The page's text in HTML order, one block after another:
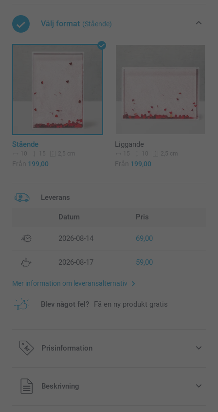
Välj format (Stående)
Stående
10 15 2,5 cm
Från 199,00
Liggande
15 10 2,5 cm
Från 199,00
Leverans
Datum Pris
2026-08-14 69,00
2026-08-17 59,00
Mer information om leveransalternativ
Blev något fel? Få en ny produkt gratis
Prisinformation
Alla priser är i svenska kronor (SEK), inklusive moms och
exklusive porto.
Beskrivning